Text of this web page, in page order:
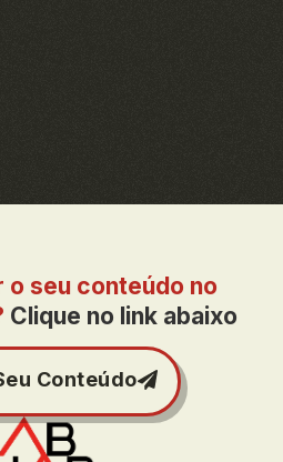
o seu conteúdo no
Clique no link abaixo
Conteúdo